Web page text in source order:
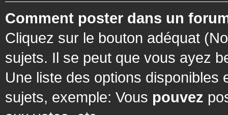
Comment poster dans un
Cliquez sur le bouton adéquat
sujets. Il se peut que vous ayez
Une liste des options
sujets, exemple: Vous pouvez